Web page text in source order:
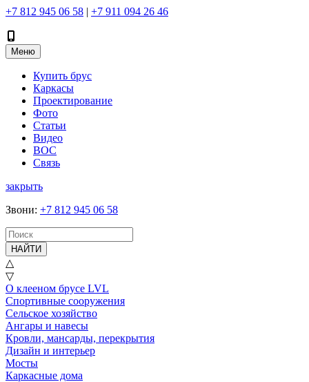
+7 812 945 06 58 | +7 911 094 26 46
Меню
Купить брус
Каркасы
Проектирование
Фото
Статьи
Видео
ВОС
Связь
закрыть
Звони: +7 812 945 06 58
НАЙТИ
△
▽
О клееном брусе LVL
Спортивные сооружения
Сельское хозяйство
Ангары и навесы
Кровли, мансарды, перекрытия
Дизайн и интерьер
Мосты
Каркасные дома